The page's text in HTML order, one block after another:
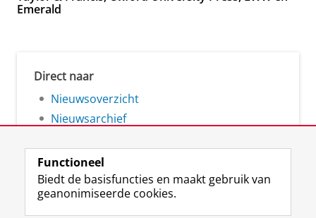
Emerald
Direct naar
Nieuwsoverzicht
Nieuwsarchief
Functioneel
Biedt de basisfuncties en maakt gebruik van
geanonimiseerde cookies.